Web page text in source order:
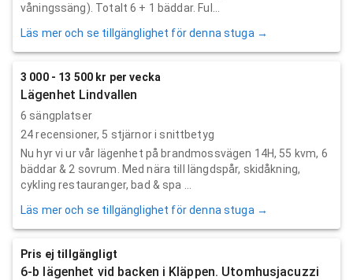
våningssäng). Totalt 6 + 1 bäddar. Ful...
Läs mer och se tillgänglighet för denna stuga →
3 000 - 13 500 kr per vecka
Lägenhet Lindvallen
6 sängplatser
24recensioner, 5 stjärnor i snittbetyg
Nu hyr vi ur vår lägenhet på brandmossvägen 14H, 55 kvm, 6
bäddar & 2 sovrum. Med nära till längdspår, skidåkning,
cykling restauranger, bad & spa ...
Läs mer och se tillgänglighet för denna stuga →
Pris ej tillgängligt
6-b lägenhet vid backen i Kläppen. Utomhusjacuzzi